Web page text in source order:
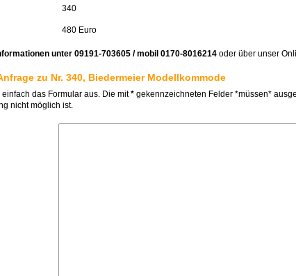
340
480 Euro
unter 09191-703605 / mobil 0170-8016214 oder über unser
zu Nr. 340, Biedermeier Modellkommode
einfach das Formular aus. Die mit* gekennzeichneten Felder *müssen*
nicht möglich ist.